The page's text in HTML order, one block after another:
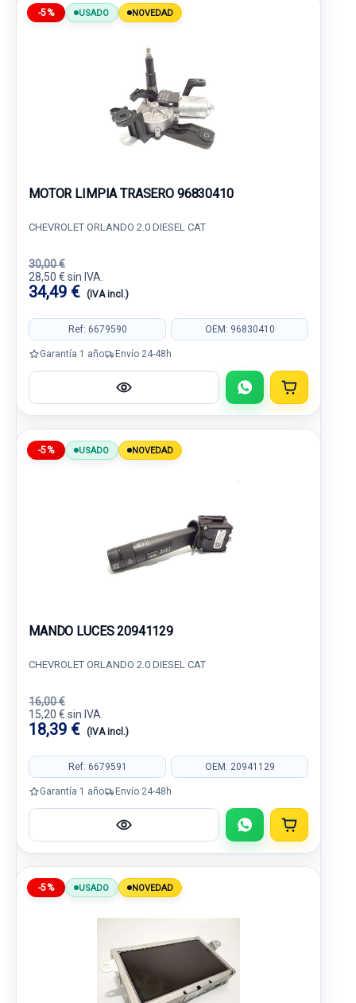
-5% USADO NOVEDAD
MOTOR LIMPIA TRASERO 96830410
CHEVROLET ORLANDO 2.0 DIESEL CAT
30,00 €
28,50 € sin IVA.
34,49 € (IVA incl.)
Ref: 6679590 OEM: 96830410
Garantía 1 año Envío 24-48h
-5% USADO NOVEDAD
MANDO LUCES 20941129
CHEVROLET ORLANDO 2.0 DIESEL CAT
16,00 €
15,20 € sin IVA.
18,39 € (IVA incl.)
Ref: 6679591 OEM: 20941129
Garantía 1 año Envío 24-48h
-5% USADO NOVEDAD